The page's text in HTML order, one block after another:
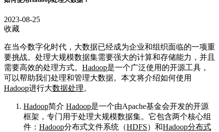
2023-08-25
收藏
在当今数字化时代，大数据已经成为企业和组织面临的一项重
要挑战。处理大规模数据集需要强大的计算和存储能力，并且
需要高效的处理方式。 Hadoop是一个广泛使用的开源工具，
可以帮助我们处理和管理大数据。本文将介绍如何使用
Hadoop进行大数据处理。
Hadoop简介 Hadoop是一个由Apache基金会开发的开源
框架，专门用于处理大规模数据集。它包含两个核心组
件： Hadoop分布式文件系统（HDFS）和Hadoop分布式